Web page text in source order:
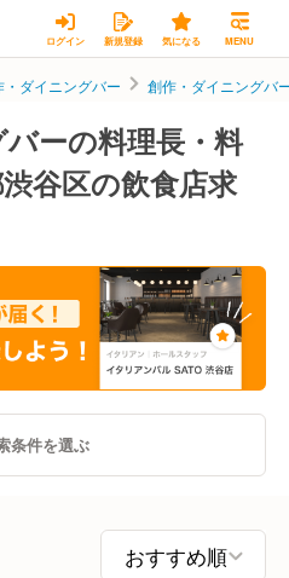
ログイン 新規登録 気になる MENU
・ダイニングバー 創作・ダイニングバ
ーの料理長・料
谷区の飲食店求
条件を選ぶ